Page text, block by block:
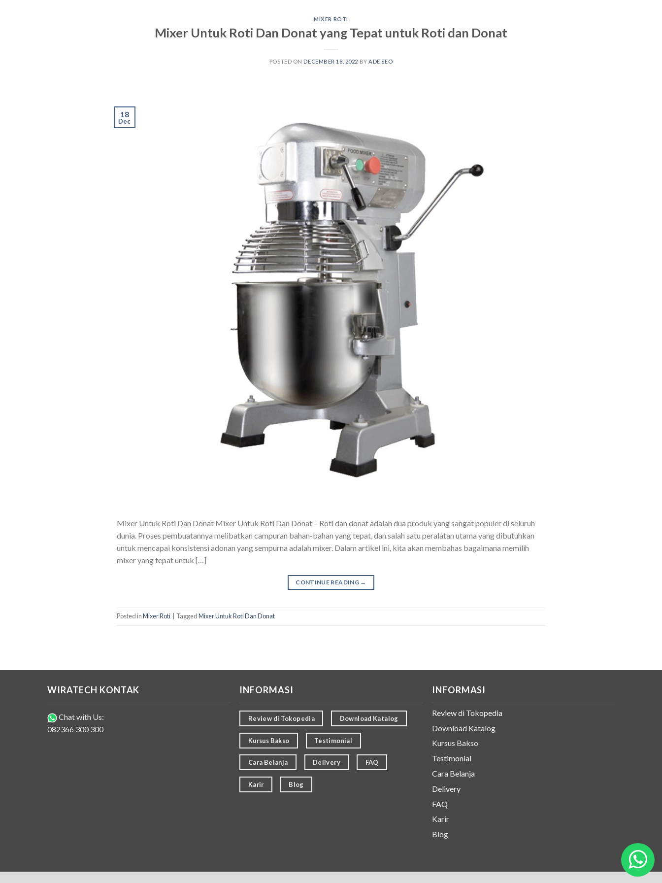
MIXER ROTI
Mixer Untuk Roti Dan Donat yang Tepat untuk Roti dan Donat
POSTED ON DECEMBER 18, 2022 BYADE SEO
18
Dec
Mixer Untuk Roti Dan Donat Mixer Untuk Roti Dan Donat – Roti dan donat adalah dua produk yang sangat populer di seluruh
dunia. Proses pembuatannya melibatkan campuran bahan-bahan yang tepat, dan salah satu peralatan utama yang dibutuhkan
untuk mencapai konsistensi adonan yang sempurna adalah mixer. Dalam artikel ini, kita akan membahas bagaimana memilih
mixer yang tepat untuk […]
CONTINUE READING →
Posted inMixer Roti TaggedMixer Untuk Roti Dan Donat
WIRATECH KONTAK
Chat with Us:
082366 300 300
INFORMASI
Review di Tokopedia Download Katalog
Kursus Bakso Testimonial
Cara Belanja Delivery FAQ
Karir Blog
INFORMASI
Review di Tokopedia
Download Katalog
Kursus Bakso
Testimonial
Cara Belanja
Delivery
FAQ
Karir
Blog